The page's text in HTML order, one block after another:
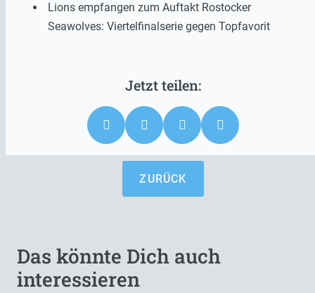
Lions empfangen zum Auftakt Rostocker
Seawolves: Viertelfinalserie gegen Topfavorit
ZURÜCK
Das könnte Dich auch
interessieren